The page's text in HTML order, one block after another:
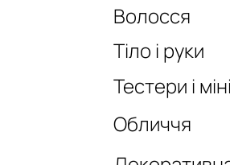
Волосся
Тіло і руки
Тестери і
Обличчя